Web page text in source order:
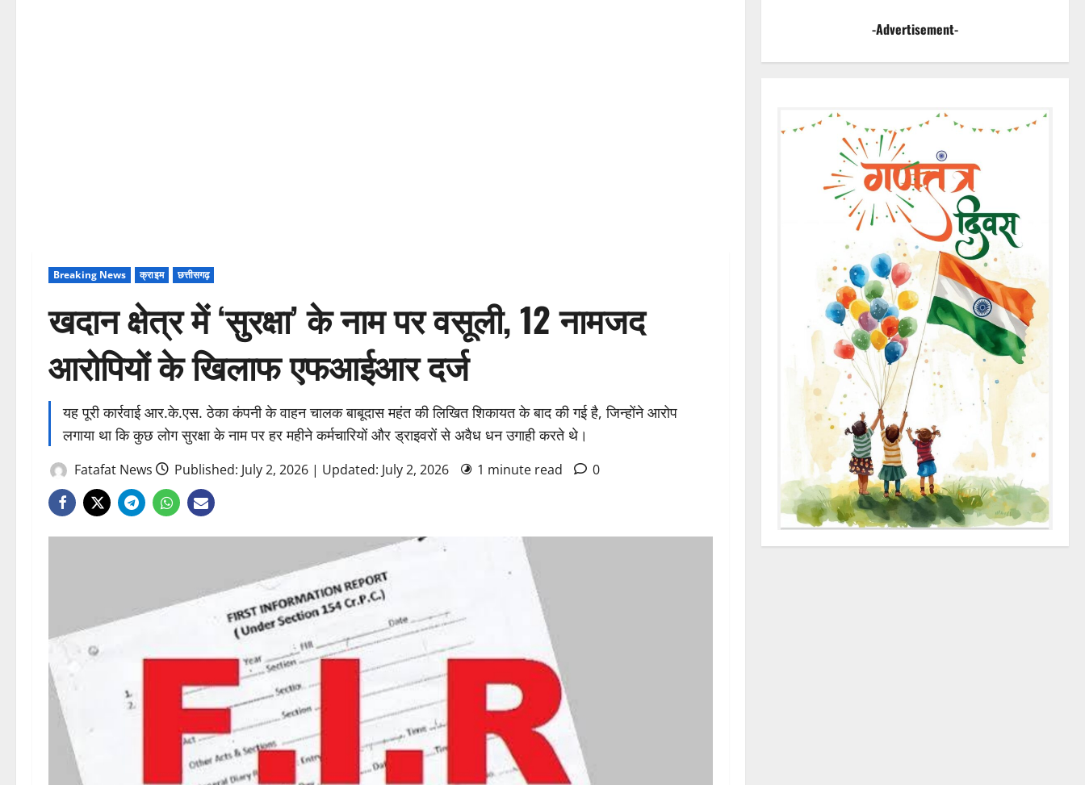
Breaking News क्राइम छत्तीसगढ़
खदान क्षेत्र में ‘सुरक्षा’ के नाम पर वसूली, 12 नामजद
आरोपियों के खिलाफ एफआईआर दर्ज
यह पूरी कार्रवाई आर.के.एस. ठेका कंपनी के वाहन चालक बाबूदास महंत की लिखित शिकायत के बाद की गई है, जिन्होंने आरोप
लगाया था कि कुछ लोग सुरक्षा के नाम पर हर महीने कर्मचारियों और ड्राइवरों से अवैध धन उगाही करते थे।
Fatafat News Published: July 2, 2026 | Updated: July 2, 2026 1 minute read 0
-Advertisement-